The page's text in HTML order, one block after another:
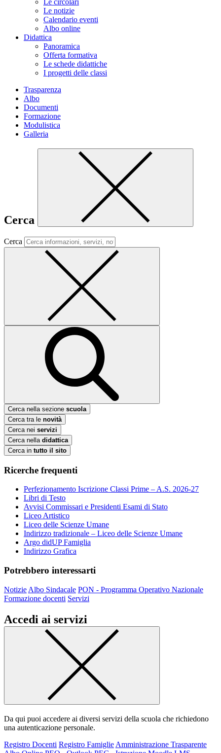
Le circolari
Le notizie
Calendario eventi
Albo online
Didattica
Panoramica
Offerta formativa
Le schede didattiche
I progetti delle classi
Trasparenza
Albo
Documenti
Formazione
Modulistica
Galleria
Cerca
Cerca
Cerca nella sezione scuola
Cerca tra le novità
Cerca nei servizi
Cerca nella didattica
Cerca in tutto il sito
Ricerche frequenti
Perfezionamento Iscrizione Classi Prime – A.S. 2026-27
Libri di Testo
Avvisi Commissari e Presidenti Esami di Stato
Liceo Artistico
Liceo delle Scienze Umane
Indirizzo tradizionale – Liceo delle Scienze Umane
Argo didUP Famiglia
Indirizzo Grafica
Potrebbero interessarti
Notizie Albo Sindacale PON - Programma Operativo Nazionale
Formazione docenti Servizi
Accedi ai servizi
Da qui puoi accedere ai diversi servizi della scuola che richiedono
una autenticazione personale.
Registro Docenti Registro Famiglie Amministrazione Trasparente